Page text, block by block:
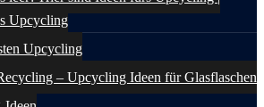
Upcycling
Upcycling
– Upcycling Ideen für Glasflaschen